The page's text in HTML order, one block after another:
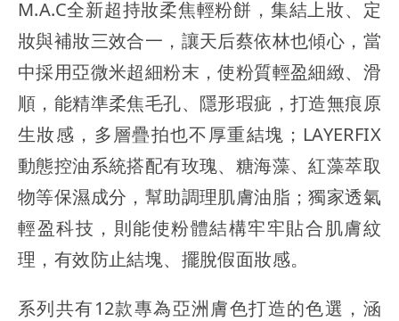
M.A.C全新超持妝柔焦輕粉餅，集結上妝、定
妝與補妝三效合一，讓天后蔡依林也傾心，當
中採用亞微米超細粉末，使粉質輕盈細緻、滑
順，能精準柔焦毛孔、隱形瑕疵，打造無痕原
生妝感，多層疊拍也不厚重結塊；LAYERFIX
動態控油系統搭配有玫瑰、糖海藻、紅藻萃取
物等保濕成分，幫助調理肌膚油脂；獨家透氣
輕盈科技，則能使粉體結構牢牢貼合肌膚紋
理，有效防止結塊、擺脫假面妝感。
系列共有12款專為亞洲膚色打造的色選，涵